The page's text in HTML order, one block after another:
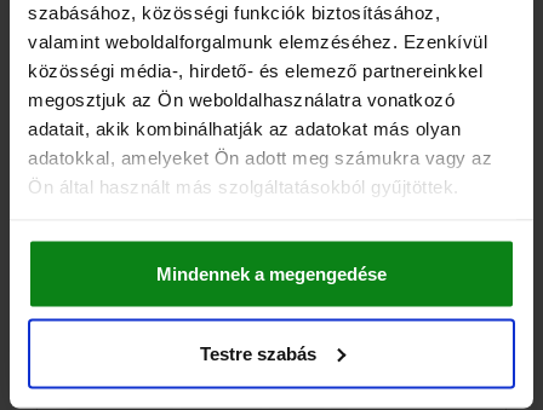
szabásához, közösségi funkciók biztosításához,
valamint weboldalforgalmunk elemzéséhez. Ezenkívül
közösségi média-, hirdető- és elemező partnereinkkel
megosztjuk az Ön weboldalhasználatra vonatkozó
adatait, akik kombinálhatják az adatokat más olyan
adatokkal, amelyeket Ön adott meg számukra vagy az
Ön által használt más szolgáltatásokból gyűjtöttek.
Mindennek a megengedése
Testre szabás
03089 C
RÖGZÍTŐCSAP, RÖVID KIVITEL MÉ.9 D1=M06X0,75,
NEMESACÉL 1.4034 EDZETT, KOMP:NEMESACÉL
ALAPTEST ANYAGA=NEMESACÉL
MENET=M6X0,75 HOSSZ=25,5 ALAK=C ACÉLKULCS=1.4034